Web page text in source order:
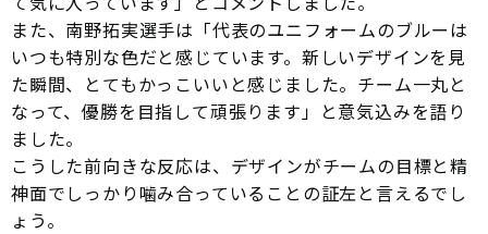
また、南野拓実選手は「代表のユニフォームのブルーは
いつも特別な色だと感じています。新しいデザインを見
た瞬間、とてもかっこいいと感じました。チーム一丸と
なって、優勝を目指して頑張ります」と意気込みを語り
ました。
こうした前向きな反応は、デザインがチームの目標と精
神面でしっかり噛み合っていることの証左と言えるでし
ょう。